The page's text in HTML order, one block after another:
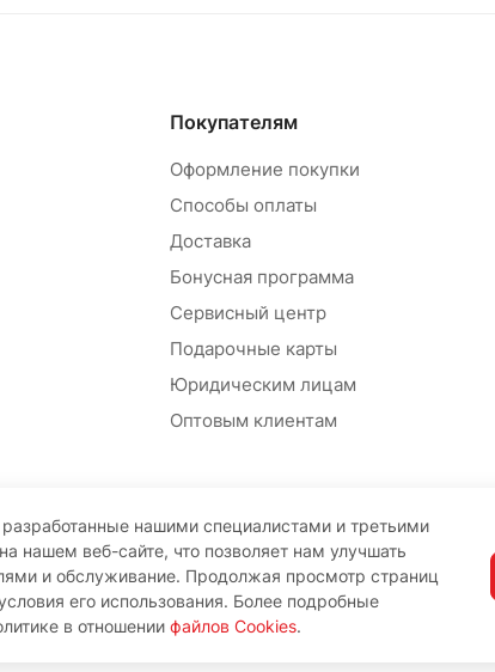
Покупателям
Оформление покупки
Способы оплаты
Доставка
Бонусная программа
Сервисный центр
Подарочные карты
Юридическим лицам
Оптовым клиентам
нашими специалистами и третьими
нашем веб-сайте, что позволяет нам улучшать
и обслуживание. Продолжая просмотр страниц
его использования. Более подробные
в отношении файлов Cookies.